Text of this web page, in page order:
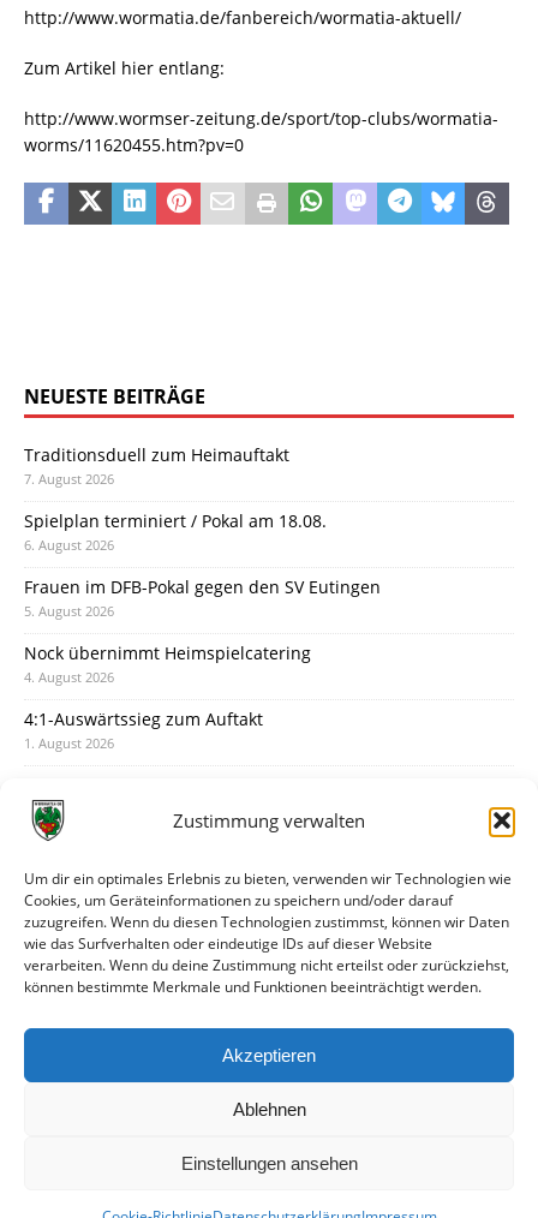
Zustimmung verwalten
Um dir ein optimales Erlebnis zu bieten, verwenden wir Technologien wie
Cookies, um Geräteinformationen zu speichern und/oder darauf
zuzugreifen. Wenn du diesen Technologien zustimmst, können wir Daten
wie das Surfverhalten oder eindeutige IDs auf dieser Website
verarbeiten. Wenn du deine Zustimmung nicht erteilst oder zurückziehst,
können bestimmte Merkmale und Funktionen beeinträchtigt werden.
Akzeptieren
Ablehnen
Einstellungen ansehen
http://www.wormatia.de/fanbereich/wormatia-aktuell/
Zum Artikel hier entlang:
http://www.wormser-zeitung.de/sport/top-clubs/wormatia-
worms/11620455.htm?pv=0
NEUESTE BEITRÄGE
Traditionsduell zum Heimauftakt
7. August 2026
Spielplan terminiert / Pokal am 18.08.
6. August 2026
Frauen im DFB-Pokal gegen den SV Eutingen
5. August 2026
Nock übernimmt Heimspielcatering
4. August 2026
4:1-Auswärtssieg zum Auftakt
1. August 2026
31. Juli 2026
30. Juli 2026
Deine Spielminute: 89+1
28. Juli 2026
Neuer Rückensponsor
Neue Podcast-Folge: So tickt Björn!
27. Juli 2026